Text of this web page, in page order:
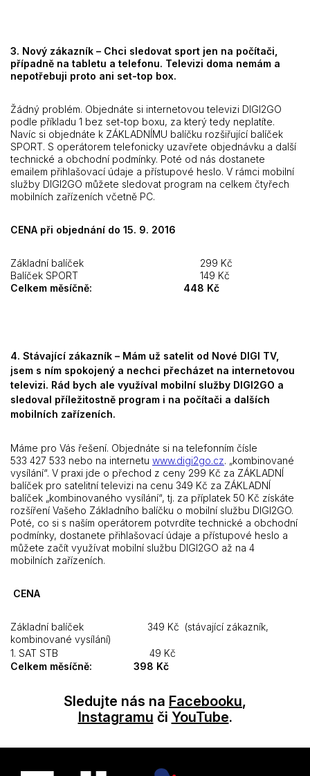
3. Nový zákazník – Chci sledovat sport jen na počítači,
případně na tabletu a telefonu. Televizi doma nemám a
nepotřebuji proto ani set-top box.
Žádný problém. Objednáte si internetovou televizi DIGI2GO
podle příkladu 1 bez set-top boxu, za který tedy neplatíte.
Navíc si objednáte k ZÁKLADNÍMU balíčku rozšiřující balíček
SPORT. S operátorem telefonicky uzavřete objednávku a další
technické a obchodní podmínky. Poté od nás dostanete
emailem přihlašovací údaje a přístupové heslo. V rámci mobilní
služby DIGI2GO můžete sledovat program na celkem čtyřech
mobilních zařízeních včetně PC.
CENA při objednání do 15. 9. 2016
Základní balíček 299 Kč
Balíček SPORT 149 Kč
Celkem měsíčně: 448 Kč
4. Stávající zákazník – Mám už satelit od Nové DIGI TV,
jsem s ním spokojený a nechci přecházet na internetovou
televizi. Rád bych ale využíval mobilní služby DIGI2GO a
sledoval příležitostně program i na počítači a dalších
mobilních zařízeních.
Máme pro Vás řešení. Objednáte si na telefonním čísle
533 427 533 nebo na internetu www.digi2go.cz. „kombinované
vysílání“. V praxi jde o přechod z ceny 299 Kč za ZÁKLADNÍ
balíček pro satelitní televizi na cenu 349 Kč za ZÁKLADNÍ
balíček „kombinovaného vysílání“, tj. za příplatek 50 Kč získáte
rozšíření Vašeho Základního balíčku o mobilní službu DIGI2GO.
Poté, co si s naším operátorem potvrdíte technické a obchodní
podmínky, dostanete přihlašovací údaje a přístupové heslo a
můžete začít využívat mobilní službu DIGI2GO až na 4
mobilních zařízeních.
CENA
Základní balíček 349 Kč (stávající zákazník,
kombinované vysílání)
1. SAT STB 49 Kč
Celkem měsíčně: 398 Kč
Sledujte nás na Facebooku,
Instagramu či YouTube.